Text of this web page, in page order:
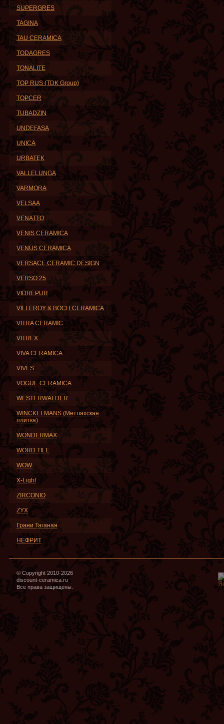
SUPERGRES
TAGINA
TAU CERAMICA
TODAGRES
TONALITE
TOP RUS (TDK Group)
TOPCER
TUBADZIN
UNDEFASA
UNICA
URBATEK
VALLELUNGA
VARMORA
VELSAA
VENATTO
VENIS CERAMICA
VENUS CERAMICA
VERSACE CERAMIC DESIGN
VERSO 25
VIDREPUR
VILLEROY & BOCH CERAMICA
VITRA CERAMIC
VITREX
VIVA CERAMICA
VIVES
VOGUE CERAMICA
WESTERWALDER
WINCKELMANS (Метлахская
плитка)
WONDERMAX
WORD TILE
WOW
X-Light
ZIRCONIO
ZYX
Грани Таганая
НЕФРИТ
© Copyright 2010-2026
discount-ceramica.ru
Все права защищены.